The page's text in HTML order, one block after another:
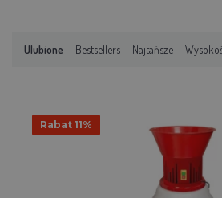
Ulubione Bestsellers Najtańsze
Rabat 11%